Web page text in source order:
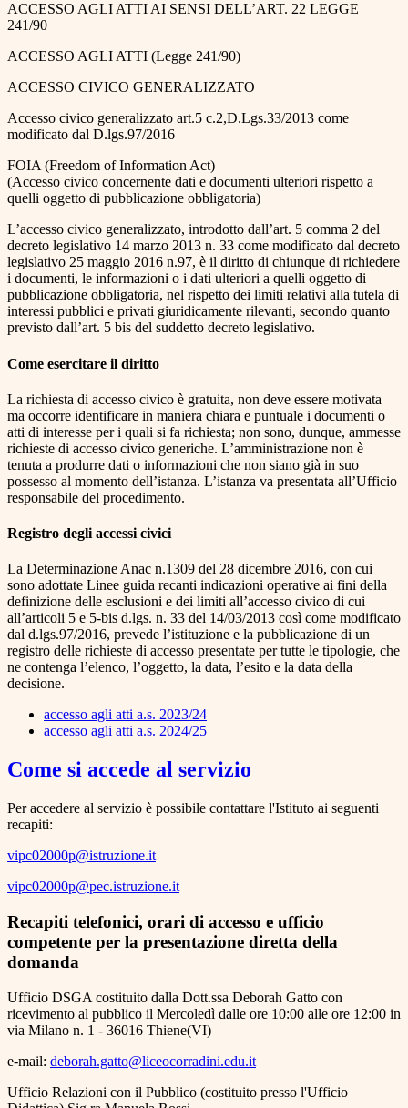
ACCESSO AGLI ATTI AI SENSI DELL’ART. 22 LEGGE
241/90
ACCESSO AGLI ATTI (Legge 241/90)
ACCESSO CIVICO GENERALIZZATO
Accesso civico generalizzato art.5 c.2,D.Lgs.33/2013 come
modificato dal D.lgs.97/2016
FOIA (Freedom of Information Act)
(Accesso civico concernente dati e documenti ulteriori rispetto a
quelli oggetto di pubblicazione obbligatoria)
L’accesso civico generalizzato, introdotto dall’art. 5 comma 2 del
decreto legislativo 14 marzo 2013 n. 33 come modificato dal decreto
legislativo 25 maggio 2016 n.97, è il diritto di chiunque di richiedere
i documenti, le informazioni o i dati ulteriori a quelli oggetto di
pubblicazione obbligatoria, nel rispetto dei limiti relativi alla tutela di
interessi pubblici e privati giuridicamente rilevanti, secondo quanto
previsto dall’art. 5 bis del suddetto decreto legislativo.
Come esercitare il diritto
La richiesta di accesso civico è gratuita, non deve essere motivata
ma occorre identificare in maniera chiara e puntuale i documenti o
atti di interesse per i quali si fa richiesta; non sono, dunque, ammesse
richieste di accesso civico generiche. L’amministrazione non è
tenuta a produrre dati o informazioni che non siano già in suo
possesso al momento dell’istanza. L’istanza va presentata all’Ufficio
responsabile del procedimento.
Registro degli accessi civici
La Determinazione Anac n.1309 del 28 dicembre 2016, con cui
sono adottate Linee guida recanti indicazioni operative ai fini della
definizione delle esclusioni e dei limiti all’accesso civico di cui
all’articoli 5 e 5-bis d.lgs. n. 33 del 14/03/2013 così come modificato
dal d.lgs.97/2016, prevede l’istituzione e la pubblicazione di un
registro delle richieste di accesso presentate per tutte le tipologie, che
ne contenga l’elenco, l’oggetto, la data, l’esito e la data della
decisione.
accesso agli atti a.s. 2023/24
accesso agli atti a.s. 2024/25
Come si accede al servizio
Per accedere al servizio è possibile contattare l'Istituto ai seguenti
recapiti:
vipc02000p@istruzione.it
vipc02000p@pec.istruzione.it
Recapiti telefonici, orari di accesso e ufficio
competente per la presentazione diretta della
domanda
Ufficio DSGA costituito dalla Dott.ssa Deborah Gatto con
ricevimento al pubblico il Mercoledì dalle ore 10:00 alle ore 12:00 in
via Milano n. 1 - 36016 Thiene(VI)
e-mail: deborah.gatto@liceocorradini.edu.it
Ufficio Relazioni con il Pubblico (costituito presso l'Ufficio